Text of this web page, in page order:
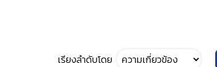
เรียงลำดับโดย